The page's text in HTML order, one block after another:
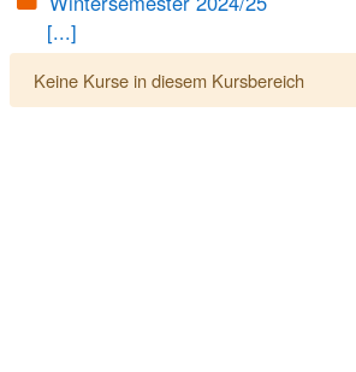
[...]
Keine Kurse in diesem Kursbereich